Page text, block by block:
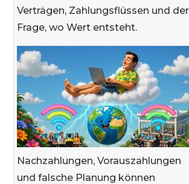
Verträgen, Zahlungsflüssen und der
Frage, wo Wert entsteht.
Nachzahlungen, Vorauszahlungen
und falsche Planung können